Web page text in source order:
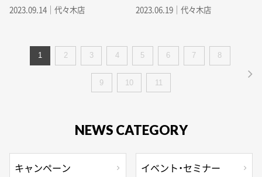
2023.09.14｜代々木店 2023.06.19｜代々木店
1 2 3 4 5 6 7 8
9 10 11
NEWS CATEGORY
キャンペーン イベント・セミナー